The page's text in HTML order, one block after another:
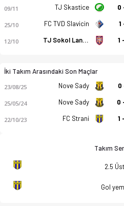
09/11 TJ Skastice 0
25/10 FC TVD Slavicin 1
12/10 TJ Sokol Lanzhot 1
İki Takım Arasındaki Son Maçlar
23/08/25 Nove Sady 0
25/05/24 Nove Sady 0
22/10/23 FC Strani 1
Takım
2.5 Üst
Gol